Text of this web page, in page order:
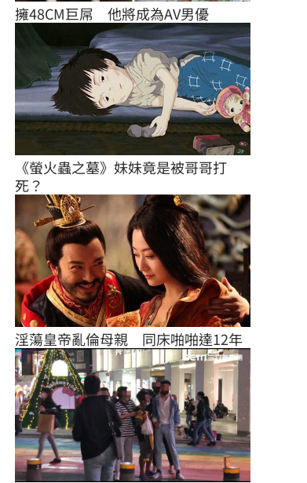
擁48CM巨屌　他將成為AV男優
《螢火蟲之墓》妹妹竟是被哥哥打
死？
淫蕩皇帝亂倫母親　同床啪啪達12年